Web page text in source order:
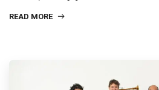
READ MORE